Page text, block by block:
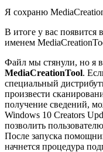
Я сохраню
В итоге у вас появится
именем
Файл мы стянули, но я
MediaCreationTool.
специальный
произвести
получение сведений,
Windows 10 Creators
позволить
После запуска
начнется процедура